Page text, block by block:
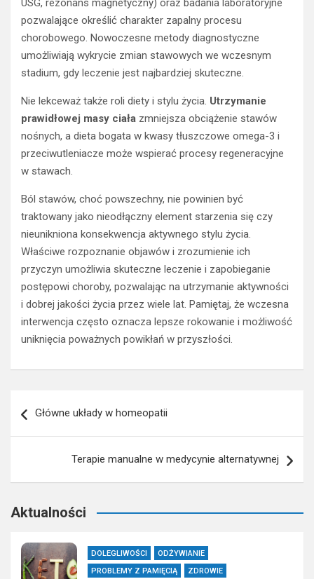
USG, rezonans magnetyczny) oraz badania laboratoryjne
pozwalające określić charakter zapalny procesu
chorobowego. Nowoczesne metody diagnostyczne
umożliwiają wykrycie zmian stawowych we wczesnym
stadium, gdy leczenie jest najbardziej skuteczne.
Nie lekceważ także roli diety i stylu życia. Utrzymanie
prawidłowej masy ciała zmniejsza obciążenie stawów
nośnych, a dieta bogata w kwasy tłuszczowe omega-3 i
przeciwutleniacze może wspierać procesy regeneracyjne
w stawach.
Ból stawów, choć powszechny, nie powinien być
traktowany jako nieodłączny element starzenia się czy
nieunikniona konsekwencja aktywnego stylu życia.
Właściwe rozpoznanie objawów i zrozumienie ich
przyczyn umożliwia skuteczne leczenie i zapobieganie
postępowi choroby, pozwalając na utrzymanie aktywności
i dobrej jakości życia przez wiele lat. Pamiętaj, że wczesna
interwencja często oznacza lepsze rokowanie i możliwość
uniknięcia poważnych powikłań w przyszłości.
wpisu
Główne układy w homeopatii
Terapie manualne w medycynie alternatywnej
Aktualności
DOLEGLIWOŚCI
ODŻYWIANIE
PROBLEMY Z PAMIĘCIĄ
ZDROWIE